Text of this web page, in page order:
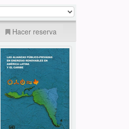
Hacer reserva